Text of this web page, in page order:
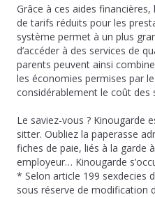
Grâce à ces aides
de tarifs réduits pour les
système permet à un plus
d’accéder à des services de
parents peuvent ainsi
les économies permises par
considérablement le coût des
Le saviez-vous ? Kinougarde
sitter. Oubliez la paperasse
fiches de paie, liés à la garde
employeur… Kinougarde
* Selon article 199 sexdecies
sous réserve de modification